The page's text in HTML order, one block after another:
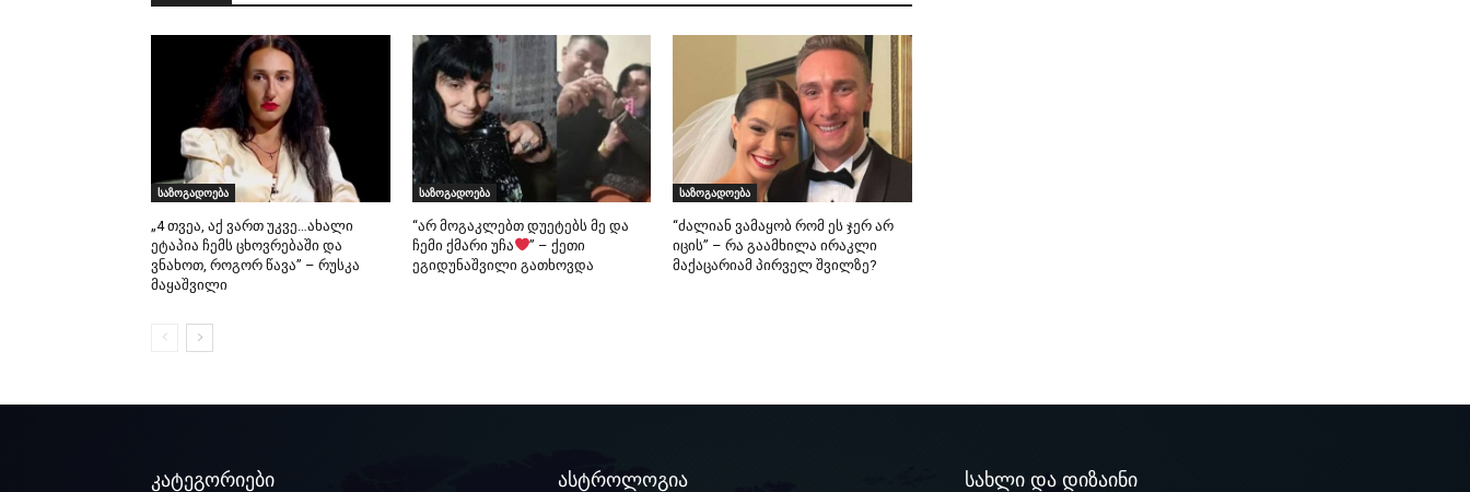
საზოგადოება
„4 თვეა, აქ ვართ უკვე…ახალი
ეტაპია ჩემს ცხოვრებაში და
ვნახოთ, როგორ წავა” – რუსკა
მაყაშვილი
საზოგადოება
“არ მოგაკლებთ დუეტებს მე და
ჩემი ქმარი უჩა
” – ქეთი
ეგიდუნაშვილი გათხოვდა
საზოგადოება
“ძალიან ვამაყობ რომ ეს ჯერ არ
იცის” – რა გაამხილა ირაკლი
მაქაცარიამ პირველ შვილზე?
კატეგორიები ასტროლოგია სახლი და დიზაინი